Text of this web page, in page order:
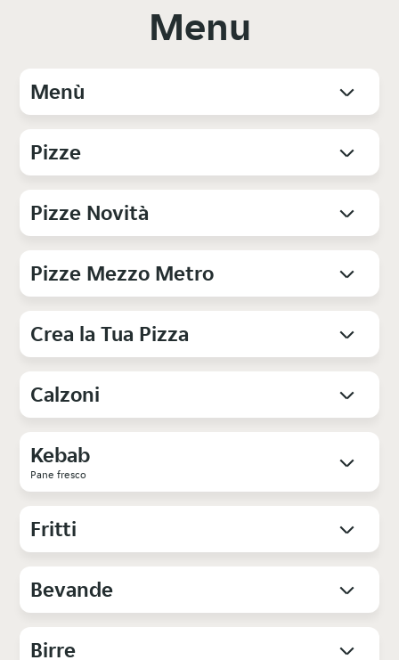
Menu
Menù
Pizze
Pizze Novità
Pizze Mezzo Metro
Crea la Tua Pizza
Calzoni
Kebab
Pane fresco
Fritti
Bevande
Birre